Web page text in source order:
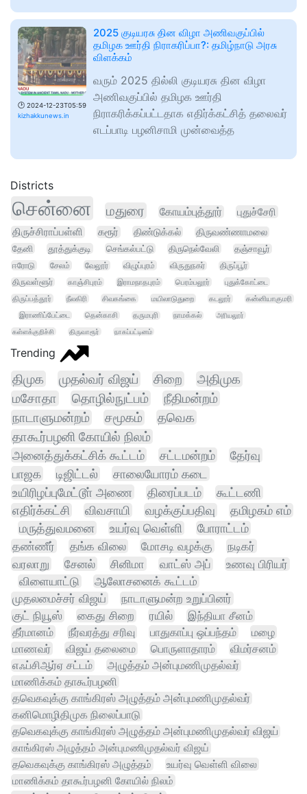
🕑 2024-12-23T05:59
kizhakkunews.in
2025 குடியரசு தின விழா அணிவகுப்பில்
தமிழக ஊர்தி நிராகரிப்பா?: தமிழ்நாடு அரசு
விளக்கம்
வரும் 2025 தில்லி குடியரசு தின விழா
அணிவகுப்பில் தமிழக ஊர்தி
நிராகரிக்கப்பட்டதாக எதிர்க்கட்சித் தலைவர்
எடப்பாடி பழனிசாமி முன்வைத்த
Districts
சென்னை மதுரை கோயம்புத்தூர் புதுச்சேரி
திருச்சிராப்பள்ளி கரூர் திண்டுக்கல்
திருவண்ணாமலை
தேனி
தூத்துக்குடி செங்கல்பட்டு திருநெல்வேலி
தஞ்சாவூர்
ஈரோடு
சேலம் வேலூர் விழுப்புரம் விருதுநகர்
திருப்பூர்
திருவள்ளூர்
காஞ்சிபுரம் இராமநாதபுரம் பெரம்பலூர்
புதுக்கோட்டை
திருப்பத்தூர்
நீலகிரி சிவகங்கை மயிலாடுதுறை கடலூர் கன்னியாகுமரி
இராணிப்பேட்டை தென்காசி தருமபுரி நாமக்கல்
அரியலூர்
கள்ளக்குறிச்சி
திருவாரூர் நாகப்பட்டினம்
Trending
திமுக முதல்வர் விஜய் சிறை
அதிமுக
மசோதா
தொழில்நுட்பம்
நீதிமன்றம்
நாடாளுமன்றம்
சமூகம்
தவெக
தாகூர்பழனி கோயில் நிலம்
அனைத்துக்கட்சிக் கூட்டம்
சட்டமன்றம்
தேர்வு
பாஜக
டிஜிட்டல்
சாலையோரம் கடை
உயிரிழப்புமேட்டூா் அணை
திரைப்படம்
கூட்டணி
எதிர்க்கட்சி
விவசாயி வழக்குப்பதிவு
தமிழகம் எம்
மருத்துவமனை
உயர்வு வெள்ளி
போராட்டம்
தண்ணீர்
தங்க விலை மோசடி வழக்கு
நடிகர்
வரலாறு
சேனல் சினிமா வாட்ஸ் அப்
உணவு பிரியர்
விளையாட்டு
ஆலோசனைக் கூட்டம்
முதலமைச்சர் விஜய்
நாடாளுமன்ற உறுப்பினர்
குட் நியூஸ்
கைது சிறை ரயில்
இந்தியா சீனம்
தீர்மானம்
நீர்வரத்து சரிவு பாதுகாப்பு ஒப்பந்தம்
மழை
மாணவர்
விஜய் தலைமை பொருளாதாரம்
விமர்சனம்
எஃப்சிஆர்ஏ சட்டம்
அழுத்தம் அன்புமணிமுதல்வர்
மாணிக்கம் தாகூர்பழனி
தவெகவுக்கு காங்கிரஸ் அழுத்தம் அன்புமணிமுதல்வர்
கனிமொழிதிமுக நிலைப்பாடு
தவெகவுக்கு காங்கிரஸ் அழுத்தம் அன்புமணிமுதல்வர் விஜய்
காங்கிரஸ் அழுத்தம் அன்புமணிமுதல்வர் விஜய்
தவெகவுக்கு காங்கிரஸ் அழுத்தம்
உயர்வு வெள்ளி விலை
மாணிக்கம் தாகூர்பழனி கோயில் நிலம்